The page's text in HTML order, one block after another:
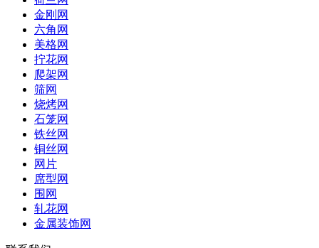
金刚网
六角网
美格网
拧花网
爬架网
筛网
烧烤网
石笼网
铁丝网
铜丝网
网片
席型网
围网
轧花网
金属装饰网